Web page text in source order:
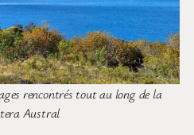
rencontrés tout au long de la
Austral